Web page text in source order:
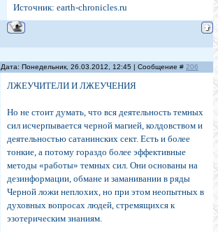
Источник: earth-chronicles.ru
Дата: Понедельник, 26.03.2012, 12:45 | Сообщение # 206
ЛЖЕУЧИТЕЛИ И ЛЖЕУЧЕНИЯ
Но не стоит думать, что вся деятельность темных
сил исчерпывается черной магией, колдовством и
деятельностью сатанинских сект. Есть и более
тонкие, а потому гораздо более эффективные
методы «работы» темных сил. Они основаны на
дезинформации, обмане и заманивании в ряды
Черной ложи неплохих, но при этом неопытных в
духовных вопросах людей, стремящихся к
эзотерическим знаниям.